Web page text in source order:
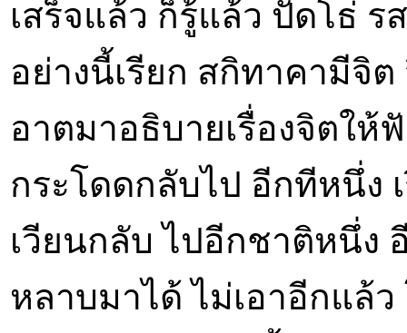
เสร็จแล้ว ก็รู้แล้ว ปัดโธ่ ร
อย่างนี้เรียก สกิทาคามีจิ
อาตมาอธิบายเรื่องจิตใ
กระโดดกลับไป อีกทีหนึ่ง
เวียนกลับ ไปอีกชาติหนึ่ง
หลาบมาได้ ไม่เอาอีกแล้